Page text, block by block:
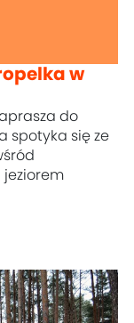
w
do
spotyka się ze